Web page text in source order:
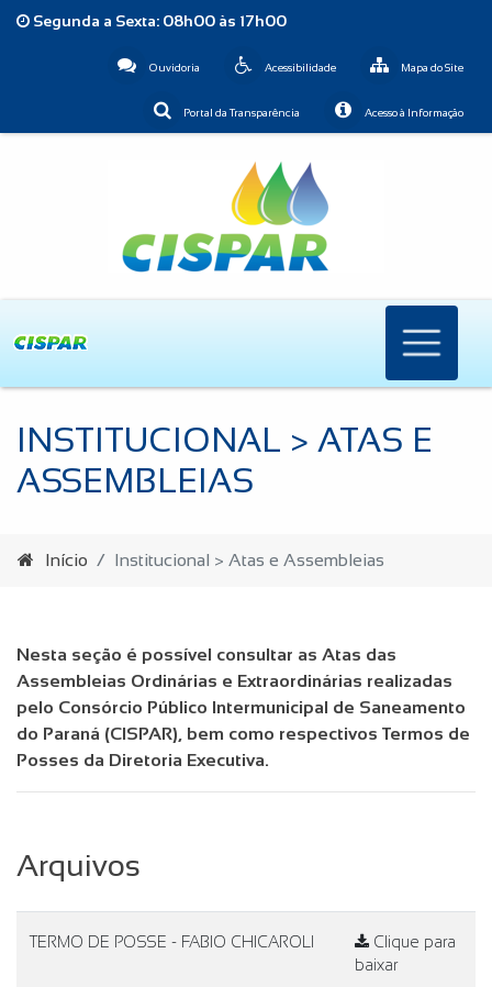
Segunda a Sexta: 08h00 às 17h00
Mapa do Site
Acessibilidade
Ouvidoria
Acesso à Informação
Portal da Transparência
INSTITUCIONAL > ATAS E
ASSEMBLEIAS
Início Institucional > Atas e Assembleias
Nesta seção é possível consultar as Atas das
Assembleias Ordinárias e Extraordinárias realizadas
pelo Consórcio Público Intermunicipal de Saneamento
do Paraná (CISPAR), bem como respectivos Termos de
Posses da Diretoria Executiva.
Arquivos
TERMO DE POSSE - FABIO CHICAROLI
Clique para
baixar